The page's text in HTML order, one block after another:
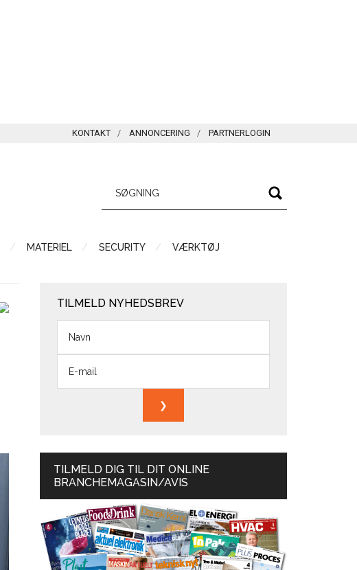
KONTAKT ANNONCERING PARTNERLOGIN
MATERIEL SECURITY VÆRKTØJ
TILMELD NYHEDSBREV
TILMELD DIG TIL DIT ONLINE
BRANCHEMAGASIN/AVIS